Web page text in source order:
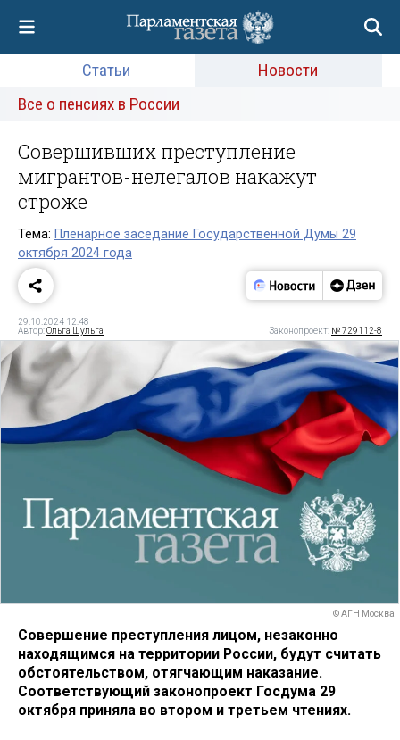
Статьи
Новости
Все о пенсиях в России
Совершивших преступление
мигрантов-нелегалов накажут
строже
Тема: Пленарное заседание Государственной Думы 29
октября 2024 года
29.10.2024 12:48
Автор:Ольга Шульга Законопроект: № 729112-8
© АГН Москва
Совершение преступления лицом, незаконно
находящимся на территории России, будут считать
обстоятельством, отягчающим наказание.
Соответствующий законопроект Госдума 29
октября приняла во втором и третьем чтениях.